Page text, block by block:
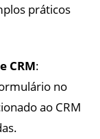
práticos
CRM:
no
ao CRM